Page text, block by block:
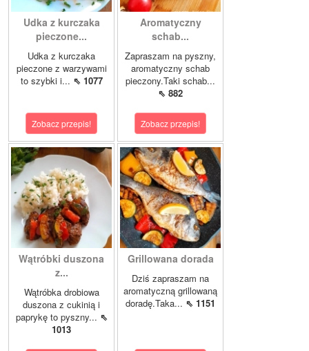
Udka z kurczaka
pieczone...
Udka z kurczaka
pieczone z warzywami
to szybki i... ⇖ 1077
Zobacz przepis!
Aromatyczny
schab...
Zapraszam na pyszny,
aromatyczny schab
pieczony.Taki schab...
⇖ 882
Zobacz przepis!
Wątróbki duszona
z...
Wątróbka drobiowa
duszona z cukinią i
paprykę to pyszny... ⇖
1013
Grillowana dorada
Dziś zapraszam na
aromatyczną grillowaną
doradę.Taka... ⇖ 1151